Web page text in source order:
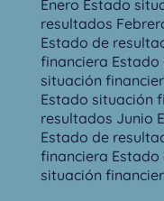
Enero Estado
resultados
Estado de
financiera
situación
Estado situación
resultados Junio
Estado de
financiera
situación